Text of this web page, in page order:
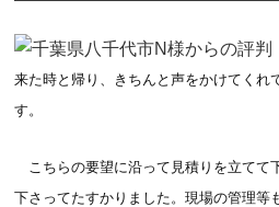
来た時と帰り、きちんと声をかけてくれ
す。
こちらの要望に沿って見積りを立てて
下さってたすかりました。現場の管理等